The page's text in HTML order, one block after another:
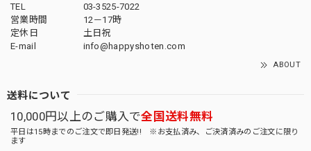
TEL
03-3525-7022
営業時間
12－17時
定休日
土日祝
E-mail
info@happyshoten.com
ABOUT
送料について
10,000円以上のご購入で全国送料無料
平日は15時までのご注文で即日発送!! ※お支払済み、ご決済済みのご注文に限り
ます